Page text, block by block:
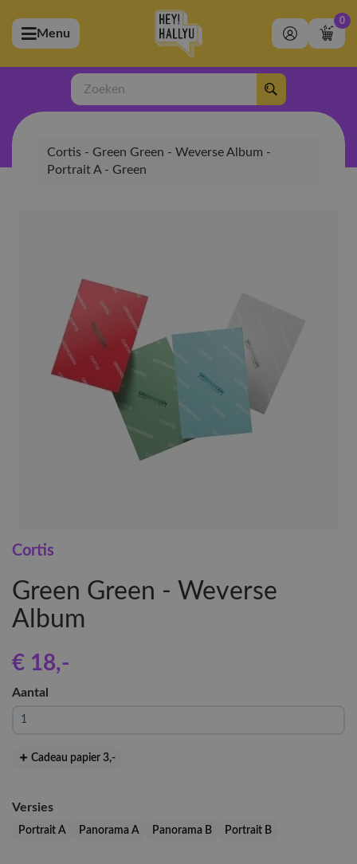
(Artiesten)
(Merchandise)
(Exclusive)
(Winkel)
Menu
0
Zoeken
Cortis - Green Green - Weverse Album -
Portrait A - Green
Cortis
Green Green - Weverse
Album
€ 18,-
Aantal
Cadeau papier 3,-
Versies
Portrait A Panorama A Panorama B Portrait B